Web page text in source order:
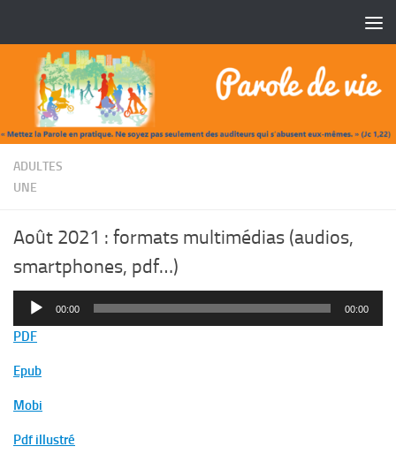
ADULTES
UNE
Août 2021 : formats multimédias (audios,
smartphones, pdf…)
Lecteur
00:00 00:00
PDF
Epub
Mobi
Pdf illustré